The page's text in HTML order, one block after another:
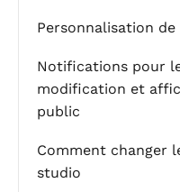
Personnalisation
Notifications pour
modification et
public
Comment changer
studio